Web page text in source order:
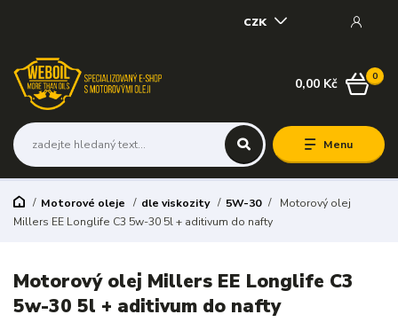
Menu
CZK
0
0,00 Kč
Motorové oleje dle viskozity 5W-30
Motorový olej
Millers EE Longlife C3 5w-30 5l + aditivum do nafty
Motorový olej Millers EE Longlife C3
5w-30 5l + aditivum do nafty